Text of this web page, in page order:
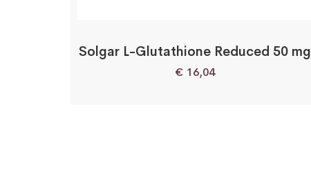
Solgar L-Glutathione Reduced 50 mg
€ 16,04